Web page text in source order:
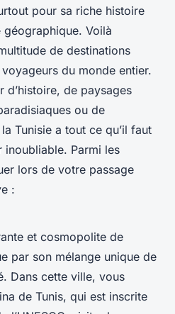
pour sa riche histoire
Voilà
de destinations
du monde entier.
d’histoire, de paysages
ou de
Tunisie a tout ce qu’il faut
Parmi les
lors de votre passage
:
et cosmopolite de
par son mélange unique de
Dans cette ville, vous
de Tunis, qui est inscrite